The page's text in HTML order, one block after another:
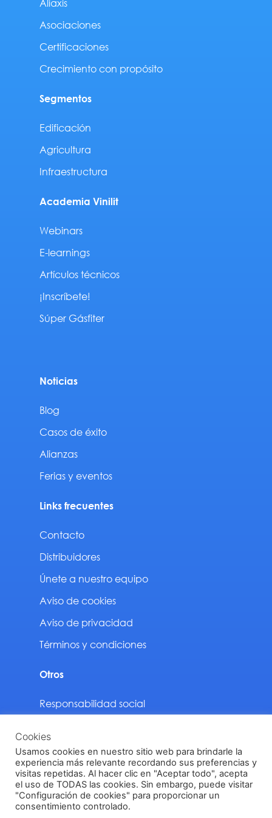
Aliaxis
Asociaciones
Certificaciones
Crecimiento con propósito
Segmentos
Edificación
Agricultura
Infraestructura
Academia Vinilit
Webinars
E-learnings
Artículos técnicos
¡Inscríbete!
Súper Gásfiter
Noticias
Blog
Casos de éxito
Alianzas
Ferias y eventos
Links frecuentes
Contacto
Distribuidores
Únete a nuestro equipo
Aviso de cookies
Aviso de privacidad
Términos y condiciones
Otros
Responsabilidad social
Descargas
Vinilit Todos los derechos reservados © 2024
Cookies
Usamos cookies en nuestro sitio web para brindarle la
experiencia más relevante recordando sus preferencias y
visitas repetidas. Al hacer clic en "Aceptar todo", acepta
el uso de TODAS las cookies. Sin embargo, puede visitar
"Configuración de cookies" para proporcionar un
consentimiento controlado.